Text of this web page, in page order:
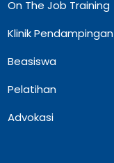
On The Job Training
Klinik Pendampingan
Beasiswa
Pelatihan
Advokasi